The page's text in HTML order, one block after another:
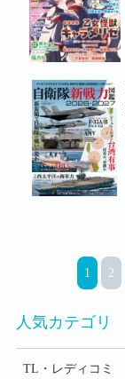
1 2
人気カテゴリ
TL・レディコミ